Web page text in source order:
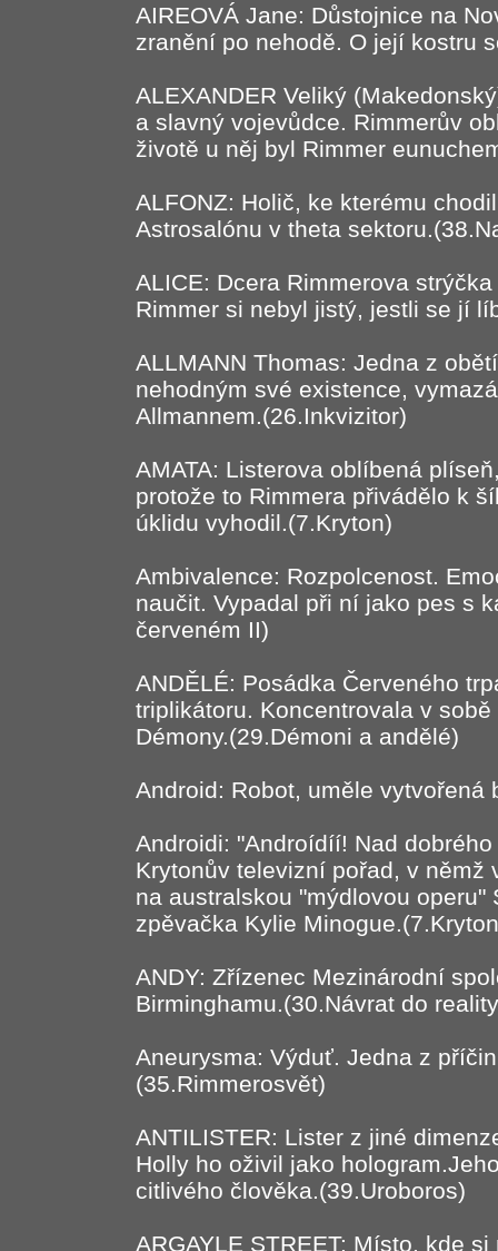
AIREOVÁ Jane: Důstojnice na
zranění po nehodě. O její kostru
ALEXANDER Veliký
a slavný vojevůdce. Rimmerův
životě u něj byl Rimmer
ALFONZ: Holič, ke kterému
Astrosalónu v theta
ALICE: Dcera Rimmerova
Rimmer si nebyl jistý, jestli se jí
ALLMANN Thomas: Jedna z
nehodným své existence,
Allmannem.(26.Inkvizitor)
AMATA: Listerova oblíbená
protože to Rimmera přivádělo k
úklidu vyhodil.(7.Kryton)
Ambivalence: Rozpolcenost.
naučit. Vypadal při ní jako pes s
červeném II)
ANDĚLÉ: Posádka Červeného
triplikátoru. Koncentrovala v
Démony.(29.Démoni a andělé)
Android: Robot, uměle vytvořená
Androidi: "Androídíí! Nad
Krytonův televizní pořad, v němž
na australskou "mýdlovou
zpěvačka Kylie
ANDY: Zřízenec Mezinárodní
Birminghamu.(30.Návrat do
Aneurysma: Výduť. Jedna z
(35.Rimmerosvět)
ANTILISTER: Lister z jiné
Holly ho oživil jako
citlivého člověka.(39.Uroboros)
ARGAYLE STREET: Místo, kde